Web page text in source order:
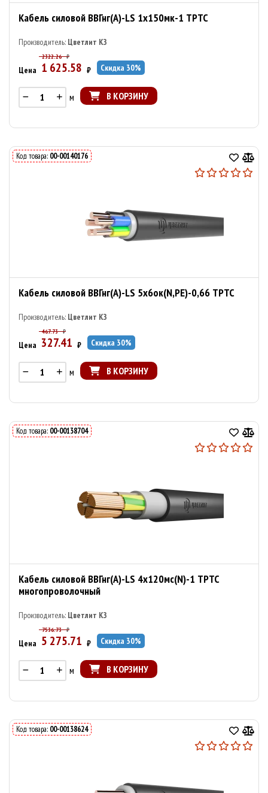
Кабель силовой ВВГнг(А)-LS 1х150мк-1 ТРТС
Производитель: Цветлит КЗ
2322.26 ₽
Цена 1 625.58 ₽ Скидка 30%
м В КОРЗИНУ
Код товара: 00-00140176
Кабель силовой ВВГнг(А)-LS 5х6ок(N,PE)-0,66 ТРТС
Производитель: Цветлит КЗ
467.73 ₽
Цена 327.41 ₽ Скидка 30%
м В КОРЗИНУ
Код товара: 00-00138704
Кабель силовой ВВГнг(А)-LS 4х120мс(N)-1 ТРТС
многопроволочный
Производитель: Цветлит КЗ
7536.73 ₽
Цена 5 275.71 ₽ Скидка 30%
м В КОРЗИНУ
Код товара: 00-00138624